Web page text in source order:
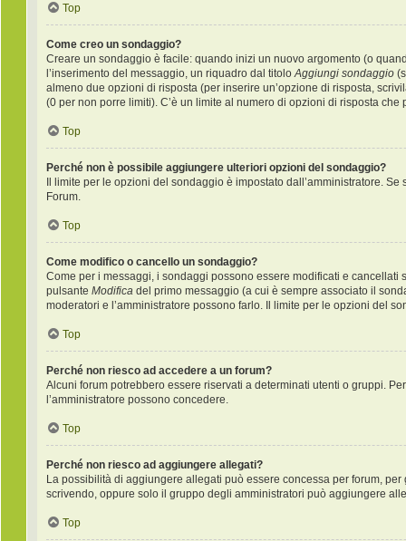
Top
Come creo un sondaggio?
Creare un sondaggio è facile: quando inizi un nuovo argomento (o
l’inserimento del messaggio, un riquadro dal titoloAggiungi sondaggio
almeno due opzioni di risposta (per inserire un’opzione di risposta,
(0 per non porre limiti). C’è un limite al numero di opzioni di risposta
Top
Perché non è possibile aggiungere ulteriori opzioni del sondaggio?
Il limite per le opzioni del sondaggio è impostato dall’amministratore.
Forum.
Top
Come modifico o cancello un sondaggio?
Come per i messaggi, i sondaggi possono essere modificati e
pulsante Modifica del primo messaggio (a cui è sempre associato il
moderatori e l’amministratore possono farlo. Il limite per le opzioni del
Top
Perché non riesco ad accedere a un forum?
Alcuni forum potrebbero essere riservati a determinati utenti o gruppi.
l’amministratore possono concedere.
Top
Perché non riesco ad aggiungere allegati?
La possibilità di aggiungere allegati può essere concessa per forum,
scrivendo, oppure solo il gruppo degli amministratori può aggiungere
Top